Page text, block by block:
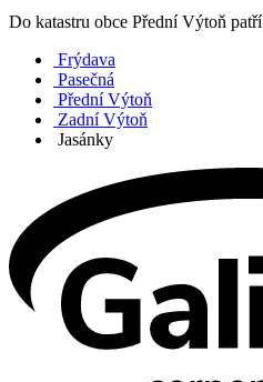
Do katastru obce Přední Výtoň patří
Frýdava
Pasečná
Přední Výtoň
Zadní Výtoň
Jasánky